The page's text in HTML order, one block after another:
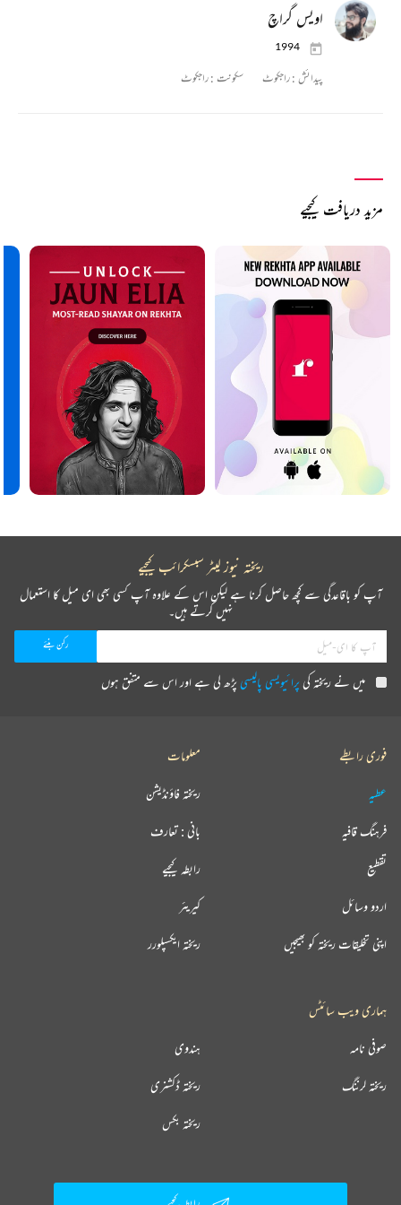
اویس گراچ
1994
پیدائش :راجکوٹ سکونت :راجکوٹ
مزید دریافت کیجیے
ریختہ نیوز لیٹر سبسکرائب کیجیے
آپ کو باقاعدگی سے کچھ حاصل کرنا ہے لیکن اس کے علاوہ آپ کسی بھی ای میل کا استعمال
نہیں کرتے ہیں۔
میں نے ریختہ کیپرائیویسی پالیسیپڑھ لی ہے اور اس سے متفق ہوں
فوری رابطے
عطیہ
فرہنگ قافیہ
تقطیع
اردو وسائل
اپنی تخلیقات ریختہ کو بھیجیں
معلومات
ریختہ فاؤنڈیشن
بانی : تعارف
رابطہ کیجیے
کیریئر
ریختہ ایکسپلورر
ہماری ویب سائٹس
ہندوی صوفی نامہ
ریختہ ڈکشنری ریختہ لرننگ
ریختہ بکس